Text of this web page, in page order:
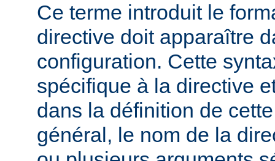
Ce terme introduit le
directive doit apparaître
configuration. Cette
spécifique à la directive
dans la définition de
général, le nom de la